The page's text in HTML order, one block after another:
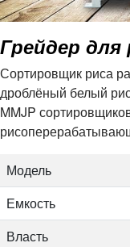
Модель
Емкость
Власть
Размер
Модель
Емкость
Власть
Размер
Грейдер для
Сортировщик риса
дроблёный белый
MMJP
Модель
Емкость
Власть